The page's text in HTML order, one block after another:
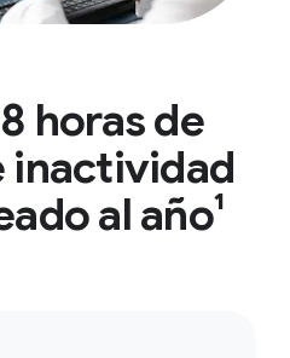
horas de
inactividad
al año¹